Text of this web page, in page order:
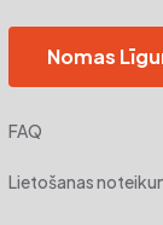
Nomas
FAQ
Lietošanas